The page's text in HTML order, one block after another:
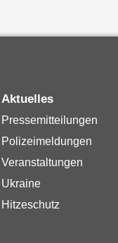
Aktuelles
Pressemitteilungen
Polizeimeldungen
Veranstaltungen
Ukraine
Hitzeschutz